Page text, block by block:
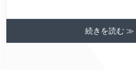
続きを読む ≫